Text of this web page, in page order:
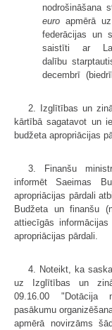
nodrošināšana
euro apmērā
federācijas un
saistīti ar
dalību
decembrī
2. Izglītības un
kārtībā sagatavot un
budžeta apropriācijas
3. Finanšu
informēt Saeimas
apropriācijas pārdali
Budžeta un finanšu
attiecīgās
apropriācijas pārdali.
4. Noteikt, ka
uz Izglītības un
09.16.00 "Dotācija
pasākumu
apmērā novirzāms